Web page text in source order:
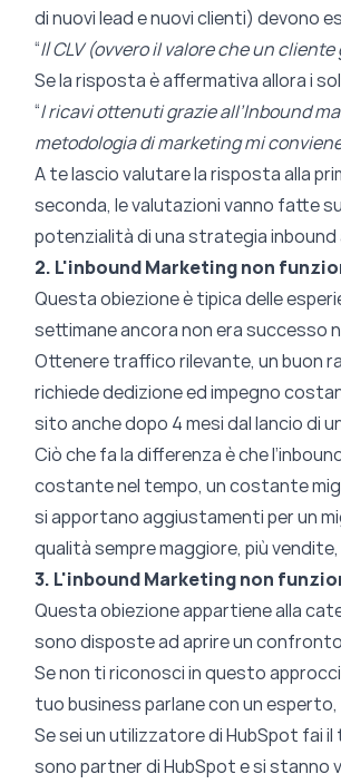
di nuovi lead e nuovi clienti) devono
“Il CLV (ovvero il valore che un
Se la risposta è affermativa allora i
“I ricavi ottenuti grazie all’Inbound
metodologia di marketing mi
A te lascio valutare la risposta alla
seconda, le valutazioni vanno fatte
potenzialità di una strategia
2. L'inbound Marketing non
Questa obiezione è tipica delle
settimane ancora non era successo
Ottenere traffico rilevante, un buon
richiede dedizione ed impegno
sito anche dopo 4 mesi dal lancio di
Ciò che fa la differenza è che
costante nel tempo, un costante
si apportano aggiustamenti per un
qualità sempre maggiore, più
3. L'inbound Marketing non
Questa obiezione appartiene alla
sono disposte ad aprire un
Se non ti riconosci in questo
tuo businessparlane con un esperto
Se sei un utilizzatore di HubSpot fai
sono partner di HubSpot e si